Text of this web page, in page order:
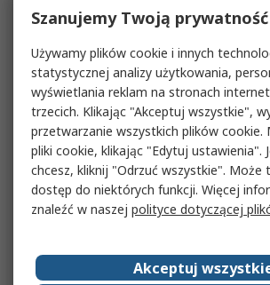
Szanujemy Twoją prywatność
Używamy plików cookie i innych
statystycznej analizy użytkowania,
wyświetlania reklam na stronach
trzecich. Klikając "Akceptuj wszystkie",
przetwarzanie wszystkich plików cookie.
pliki cookie, klikając "Edytuj ustawienia".
chcesz, kliknij "Odrzuć wszystkie". Może
dostęp do niektórych funkcji. Więcej
znaleźć w naszej polityce dotyczącej
Akceptuj